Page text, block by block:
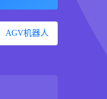
AGV机器人